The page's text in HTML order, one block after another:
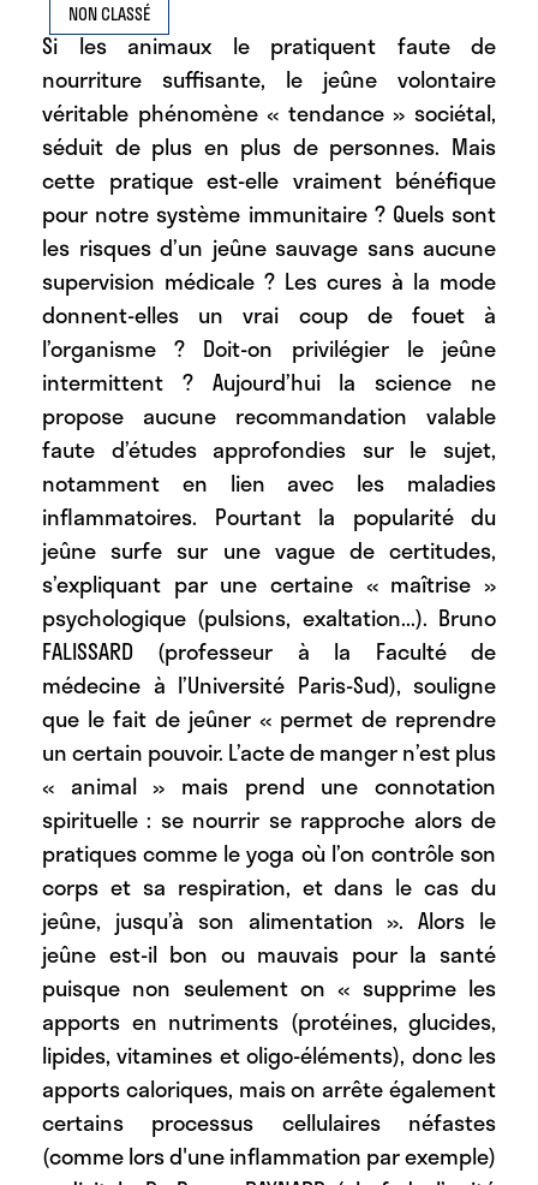
NON CLASSÉ
Si les animaux le pratiquent faute de
nourriture suffisante, le jeûne volontaire
véritable phénomène « tendance » sociétal,
séduit de plus en plus de personnes. Mais
cette pratique est-elle vraiment bénéfique
pour notre système immunitaire ? Quels sont
les risques d’un jeûne sauvage sans aucune
supervision médicale ? Les cures à la mode
donnent-elles un vrai coup de fouet à
l’organisme ? Doit-on privilégier le jeûne
intermittent ? Aujourd’hui la science ne
propose aucune recommandation valable
faute d’études approfondies sur le sujet,
notamment en lien avec les maladies
inflammatoires. Pourtant la popularité du
jeûne surfe sur une vague de certitudes,
s’expliquant par une certaine « maîtrise »
psychologique (pulsions, exaltation...). Bruno
FALISSARD (professeur à la Faculté de
médecine à l’Université Paris-Sud), souligne
que le fait de jeûner « permet de reprendre
un certain pouvoir. L’acte de manger n’est plus
« animal » mais prend une connotation
spirituelle : se nourrir se rapproche alors de
pratiques comme le yoga où l’on contrôle son
corps et sa respiration, et dans le cas du
jeûne, jusqu’à son alimentation ». Alors le
jeûne est-il bon ou mauvais pour la santé
puisque non seulement on « supprime les
apports en nutriments (protéines, glucides,
lipides, vitamines et oligo-éléments), donc les
apports caloriques, mais on arrête également
certains processus cellulaires néfastes
(comme lors d'une inflammation par exemple)